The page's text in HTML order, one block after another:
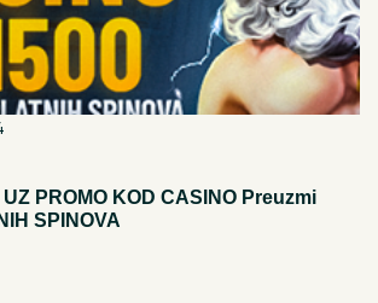
PROMO KOD CASINO Preuzmi
SPINOVA